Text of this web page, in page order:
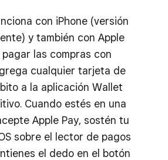
con iPhone (versión
y también con Apple
las compras con
cualquier tarjeta de
a la aplicación Wallet
Cuando estés en una
Apple Pay, sostén tu
sobre el lector de pagos
el dedo en el botón